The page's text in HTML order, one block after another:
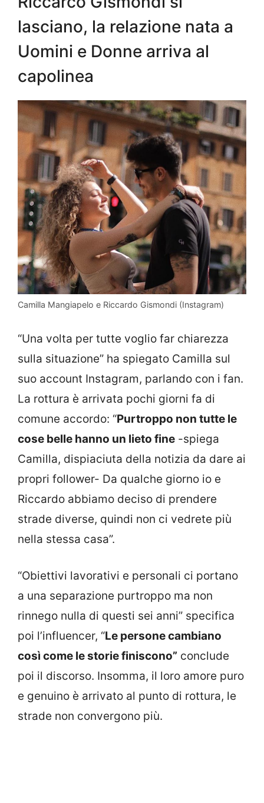
lasciano, la relazione nata a
Uomini e Donne arriva al
capolinea
Camilla Mangiapelo e Riccardo Gismondi (Instagram)
“Una volta per tutte voglio far chiarezza
sulla situazione” ha spiegato Camilla sul
suo account Instagram, parlando con i fan.
La rottura è arrivata pochi giorni fa di
comune accordo: “Purtroppo non tutte le
cose belle hanno un lieto fine -spiega
Camilla, dispiaciuta della notizia da dare ai
propri follower- Da qualche giorno io e
Riccardo abbiamo deciso di prendere
strade diverse, quindi non ci vedrete più
nella stessa casa”.
“Obiettivi lavorativi e personali ci portano
a una separazione purtroppo ma non
rinnego nulla di questi sei anni” specifica
poi l’influencer, “Le persone cambiano
così come le storie finiscono” conclude
poi il discorso. Insomma, il loro amore puro
e genuino è arrivato al punto di rottura, le
strade non convergono più.